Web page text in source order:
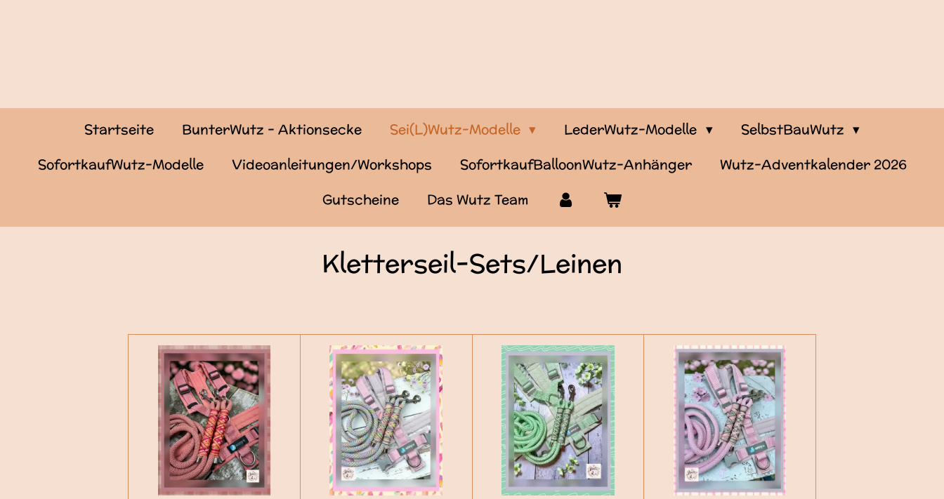
Startseite BunterWutz - Aktionsecke Sei(L)Wutz-Modelle LederWutz-Modelle
SelbstBauWutz
SofortkaufWutz-Modelle
Videoanleitungen/Workshops SofortkaufBalloonWutz-Anhänger
Wutz-Adventkalender 2026
Gutscheine
Das Wutz Team
Kletterseil-Sets/Leinen